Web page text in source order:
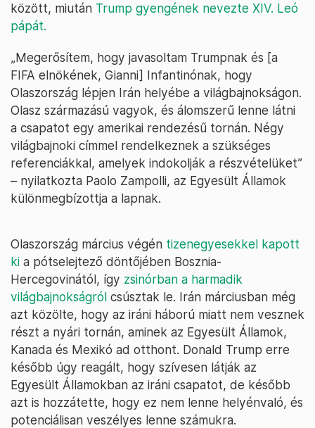
között, miután Trump gyengének nevezte XIV. Leó
pápát.
„Megerősítem, hogy javasoltam Trumpnak és [a
FIFA elnökének, Gianni] Infantinónak, hogy
Olaszország lépjen Irán helyébe a világbajnokságon.
Olasz származású vagyok, és álomszerű lenne látni
a csapatot egy amerikai rendezésű tornán. Négy
világbajnoki címmel rendelkeznek a szükséges
referenciákkal, amelyek indokolják a részvételüket”
– nyilatkozta Paolo Zampolli, az Egyesült Államok
különmegbízottja a lapnak.
Olaszország március végén tizenegyesekkel kapott
ki a pótselejtező döntőjében Bosznia-
Hercegovinától, így zsinórban a harmadik
világbajnokságról csúsztak le. Irán márciusban még
azt közölte, hogy az iráni háború miatt nem vesznek
részt a nyári tornán, aminek az Egyesült Államok,
Kanada és Mexikó ad otthont. Donald Trump erre
később úgy reagált, hogy szívesen látják az
Egyesült Államokban az iráni csapatot, de később
azt is hozzátette, hogy ez nem lenne helyénvaló, és
potenciálisan veszélyes lenne számukra.